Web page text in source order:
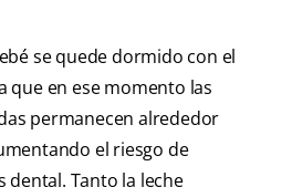
se quede dormido con el
que en ese momento las
permanecen alrededor
el riesgo de
dental. Tanto la leche